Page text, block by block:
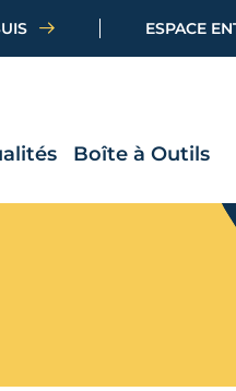
ESPACE
Boîte à Outils